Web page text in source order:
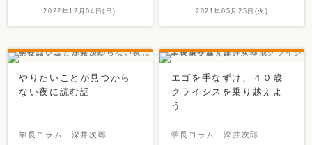
2022年12月04日(日) 2021年05月25日(火)
やりたいことが見つから
ない夜に読む話
学長コラム 深井次郎
エゴを手なずけ、４０歳
クライシスを乗り越えよ
う
学長コラム 深井次郎